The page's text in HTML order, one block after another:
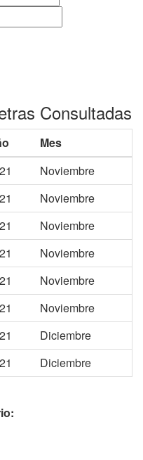
Consultadas
Mes
Noviembre
Noviembre
Noviembre
Noviembre
Noviembre
Noviembre
Diciembre
Diciembre